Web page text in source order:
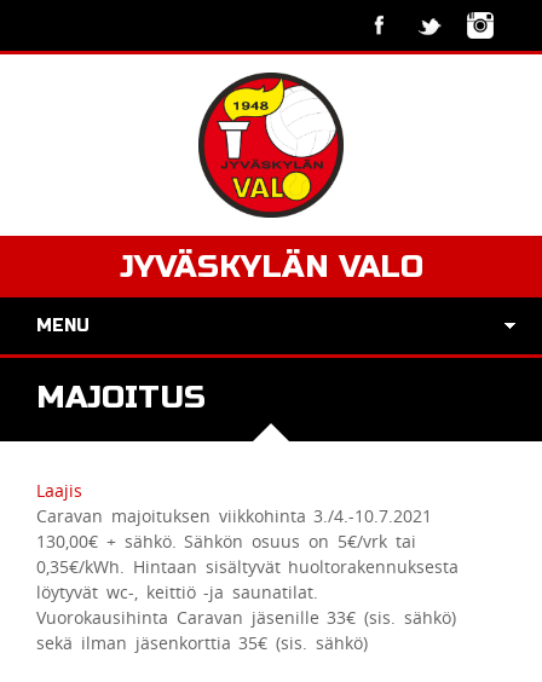
JYVÄSKYLÄN VALO
MENU
MAJOITUS
Laajis
Caravan majoituksen viikkohinta 3./4.-10.7.2021
130,00€ + sähkö. Sähkön osuus on 5€/vrk tai
0,35€/kWh. Hintaan sisältyvät huoltorakennuksesta
löytyvät wc-, keittiö -ja saunatilat.
Vuorokausihinta Caravan jäsenille 33€ (sis. sähkö)
sekä ilman jäsenkorttia 35€ (sis. sähkö)